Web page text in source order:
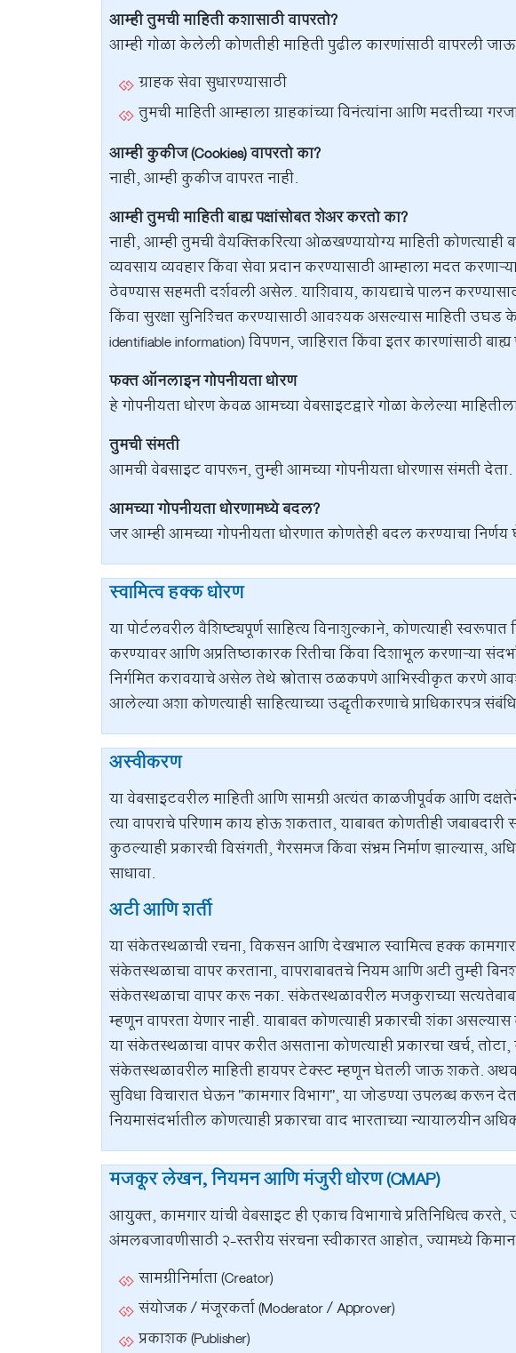
आम्ही तुमची माहिती कशासाठी वापरतो?
आम्ही गोळा केलेली कोणतीही माहिती पुढील कारणांसाठी वापरली
ग्राहक सेवा सुधारण्यासाठी
तुमची माहिती आम्हाला ग्राहकांच्या विनंत्यांना आणि मदतीच्या
आम्ही कुकीज (Cookies) वापरतो का?
नाही, आम्ही कुकीज वापरत नाही.
आम्ही तुमची माहिती बाह्य पक्षांसोबत शेअर करतो का?
नाही, आम्ही तुमची वैयक्तिकरित्या ओळखण्यायोग्य माहिती कोणत्याही
व्यवसाय व्यवहार किंवा सेवा प्रदान करण्यासाठी आम्हाला मदत
ठेवण्यास सहमती दर्शवली असेल. याशिवाय, कायद्याचे पालन
किंवा सुरक्षा सुनिश्चित करण्यासाठी आवश्यक असल्यास माहिती
identifiable information) विपणन, जाहिरात किंवा इतर कारणांसाठी
फक्त ऑनलाइन गोपनीयता धोरण
हे गोपनीयता धोरण केवळ आमच्या वेबसाइटद्वारे गोळा केलेल्या
तुमची संमती
आमची वेबसाइट वापरून, तुम्ही आमच्या गोपनीयता धोरणास संमती देता.
आमच्या गोपनीयता धोरणामध्ये बदल?
जर आम्ही आमच्या गोपनीयता धोरणात कोणतेही बदल करण्याचा
स्वामित्व हक्क धोरण
या पोर्टलवरील वैशिष्ट्यपूर्ण साहित्य विनाशुल्काने, कोणत्याही
करण्यावर आणि अप्रतिष्ठाकारक रितीचा किंवा दिशाभूल करणाऱ्या
निर्गमित करावयाचे असेल तेथे स्त्रोतास ठळकपणे आभिस्वीकृत करणे
आलेल्या अशा कोणत्याही साहित्याच्या उद्धृतीकरणाचे प्राधिकारपत्र
अस्वीकरण
या वेबसाइटवरील माहिती आणि सामग्री अत्यंत काळजीपूर्वक आणि
त्या वापराचे परिणाम काय होऊ शकतात, याबाबत कोणतीही जबाबदारी
कुठल्याही प्रकारची विसंगती, गैरसमज किंवा संभ्रम निर्माण झाल्यास,
साधावा.
अटी आणि शर्ती
या संकेतस्थळाची रचना, विकसन आणि देखभाल स्वामित्व हक्क
संकेतस्थळाचा वापर करताना, वापराबाबतचे नियम आणि अटी तुम्ही
संकेतस्थळाचा वापर करू नका. संकेतस्थळावरील मजकुराच्या
म्हणून वापरता येणार नाही. याबाबत कोणत्याही प्रकारची शंका
या संकेतस्थळाचा वापर करीत असताना कोणत्याही प्रकारचा खर्च,
संकेतस्थळावरील माहिती हायपर टेक्स्ट म्हणून घेतली जाऊ शकते. अथवा
सुविधा विचारात घेऊन "कामगार विभाग", या जोडण्या उपलब्ध करून
नियमासंदर्भातील कोणत्याही प्रकारचा वाद भारताच्या न्यायालयीन
मजकूर लेखन, नियमन आणि मंजुरी धोरण (CMAP)
आयुक्त, कामगार यांची वेबसाइट ही एकाच विभागाचे प्रतिनिधित्व
अंमलबजावणीसाठी २-स्तरीय संरचना स्वीकारत आहोत, ज्यामध्ये
सामग्रीनिर्माता (Creator)
संयोजक / मंजूरकर्ता (Moderator / Approver)
प्रकाशक (Publisher)